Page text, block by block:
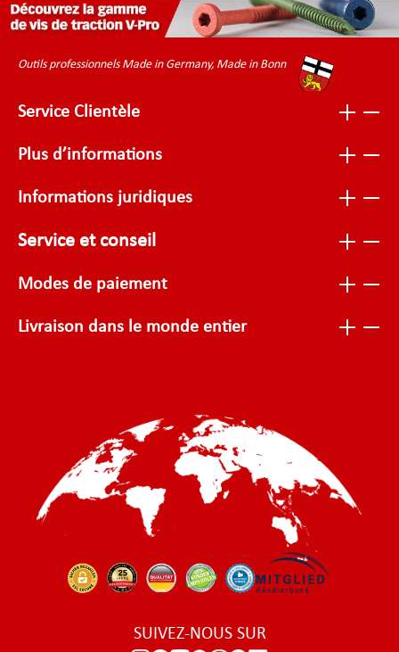
Outils professionnels Made in Germany, Made in Bonn
Service Clientèle
Plus d’informations
Informations juridiques
Service et conseil
Modes de paiement
Livraison dans le monde entier
SUIVEZ-NOUS SUR